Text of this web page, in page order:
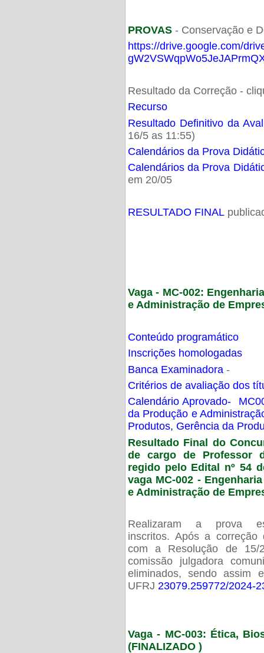
PROVAS- Conservação e
https://drive.google.com/
Resultado da Correção -
Recurso
Resultado Definitivo da
16/5 as 11:55)
Calendários da Prova
Calendários da Prova
em 20/05
RESULTADO FINAL
Vaga - MC-002:
e Administração de
Conteúdo programático
Inscrições homologadas
Banca Examinadora -
Critérios de avaliação dos
Calendário Aprovado-
da Produção e
Produtos, Gerência da
Resultado Final do
de cargo de Professor
regido pelo Edital nº 54
vaga MC-002 -
e Administração de
Realizaram a prova
inscritos. Após a
com a Resolução de 15/
comissão julgadora
eliminados, sendo assim
UFRJ 23079.259772/2024-
Vaga - MC-003: Ética,
(FINALIZADO )